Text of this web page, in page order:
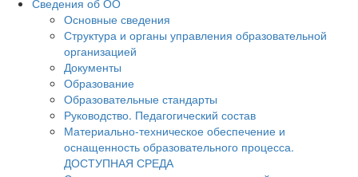
Основные сведения
Структура и органы управления образовательной
организацией
Документы
Образование
Образовательные стандарты
Руководство. Педагогический состав
Материально-техническое обеспечение и
оснащенность образовательного процесса.
ДОСТУПНАЯ СРЕДА